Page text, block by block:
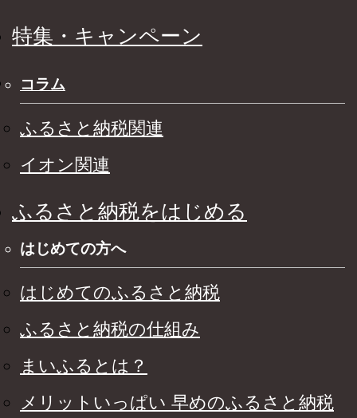
特集・キャンペーン
コラム
ふるさと納税関連
イオン関連
ふるさと納税をはじめる
はじめての方へ
はじめてのふるさと納税
ふるさと納税の仕組み
まいふるとは？
メリットいっぱい 早めのふるさと納税